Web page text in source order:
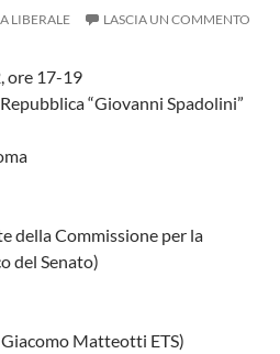
LIBERALE LASCIA UN COMMENTO
ore 17-19
“Giovanni Spadolini”
della Commissione per la
del Senato)
Matteotti ETS)